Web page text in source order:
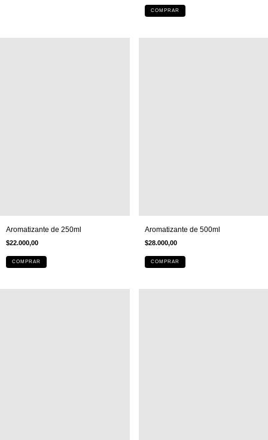
COMPRAR
Aromatizante de 250ml
$22.000,00
COMPRAR
Aromatizante de 500ml
$28.000,00
COMPRAR